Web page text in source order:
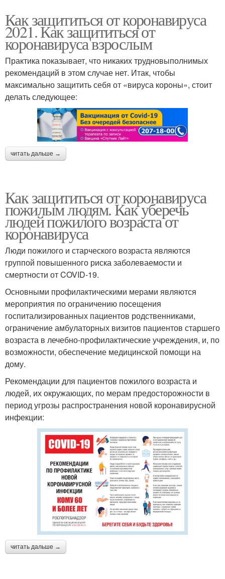
Как защититься от коронавируса
2021. Как защититься от
коронавируса взрослым
Практика показывает, что никаких трудновыполнимых
рекомендаций в этом случае нет. Итак, чтобы
максимально защитить себя от «вируса короны», стоит
делать следующее:
читать дальше →
Как защититься от коронавируса
пожилым людям. Как уберечь
людей пожилого возраста от
коронавируса
Люди пожилого и старческого возраста являются
группой повышенного риска заболеваемости и
смертности от COVID-19.
Основными профилактическими мерами являются
мероприятия по ограничению посещения
госпитализированных пациентов родственниками,
ограничение амбулаторных визитов пациентов старшего
возраста в лечебно-профилактические учреждения, и, по
возможности, обеспечение медицинской помощи на
дому.
Рекомендации для пациентов пожилого возраста и
людей, их окружающих, по мерам предосторожности в
период угрозы распространения новой коронавирусной
инфекции:
читать дальше →